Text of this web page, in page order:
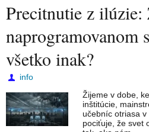
Precitnutie z ilúzie:
naprogramovanom
všetko inak?
info
Žijeme v dobe,
inštitúcie,
učebníc otriasa
pociťuje, že svet